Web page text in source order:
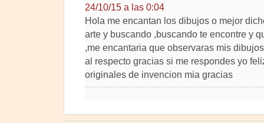
24/10/15 a las 0:04
Hola me encantan los dibujos o mejor
arte y buscando ,buscando te encontre y
,me encantaria que observaras mis
al respecto gracias si me respondes yo
originales de invencion mia gracias